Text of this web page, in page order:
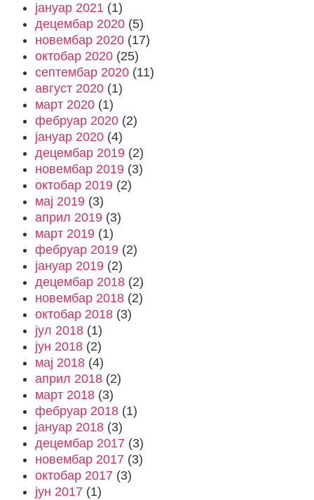
јануар 2021 (1)
децембар 2020 (5)
новембар 2020 (17)
октобар 2020 (25)
септембар 2020 (11)
август 2020 (1)
март 2020 (1)
фебруар 2020 (2)
јануар 2020 (4)
децембар 2019 (2)
новембар 2019 (3)
октобар 2019 (2)
мај 2019 (3)
април 2019 (3)
март 2019 (1)
фебруар 2019 (2)
јануар 2019 (2)
децембар 2018 (2)
новембар 2018 (2)
октобар 2018 (3)
јул 2018 (1)
јун 2018 (2)
мај 2018 (4)
април 2018 (2)
март 2018 (3)
фебруар 2018 (1)
јануар 2018 (3)
децембар 2017 (3)
новембар 2017 (3)
октобар 2017 (3)
јун 2017 (1)